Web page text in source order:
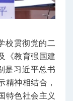
校贯彻党的二
《教育强国建
是习近平总书
精神相结合，
特色社会主义